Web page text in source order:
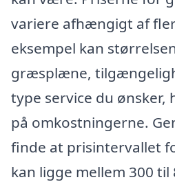
variere afhængigt af
eksempel kan
græsplæne,
type service du ønsker,
på omkostningerne.
finde at prisintervallet
kan ligge mellem 300